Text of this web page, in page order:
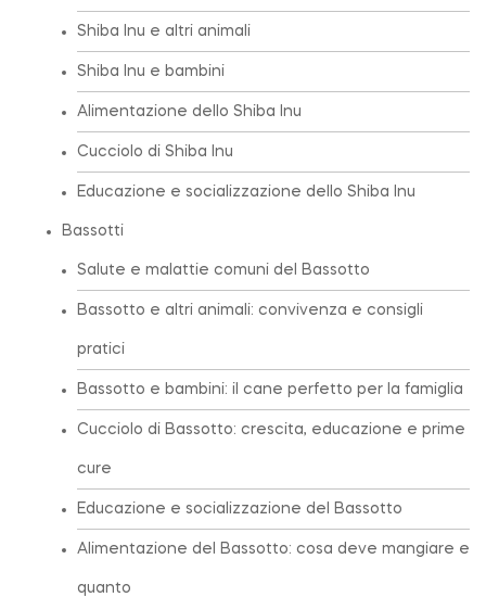
Shiba Inu e altri animali
Shiba Inu e bambini
Alimentazione dello Shiba Inu
Cucciolo di Shiba Inu
Educazione e socializzazione dello Shiba Inu
Bassotti
Salute e malattie comuni del Bassotto
Bassotto e altri animali: convivenza e consigli
pratici
Bassotto e bambini: il cane perfetto per la famiglia
Cucciolo di Bassotto: crescita, educazione e prime
cure
Educazione e socializzazione del Bassotto
Alimentazione del Bassotto: cosa deve mangiare e
quanto